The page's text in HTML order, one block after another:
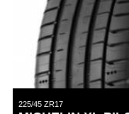
225/45 ZR17